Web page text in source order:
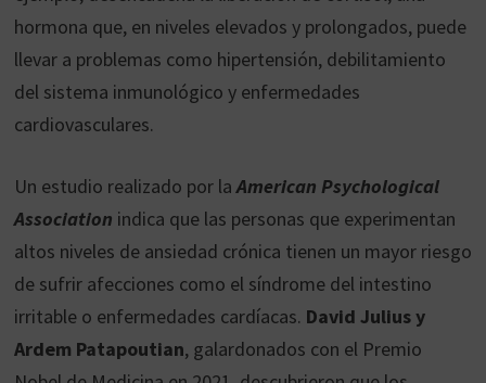
hormona que, en niveles elevados y prolongados, puede
llevar a problemas como hipertensión, debilitamiento
del sistema inmunológico y enfermedades
cardiovasculares.
Un estudio realizado por laAmerican Psychological
Association indica que las personas que experimentan
altos niveles de ansiedad crónica tienen un mayor riesgo
de sufrir afecciones como el síndrome del intestino
irritable o enfermedades cardíacas. David Julius y
Ardem Patapoutian, galardonados con el Premio